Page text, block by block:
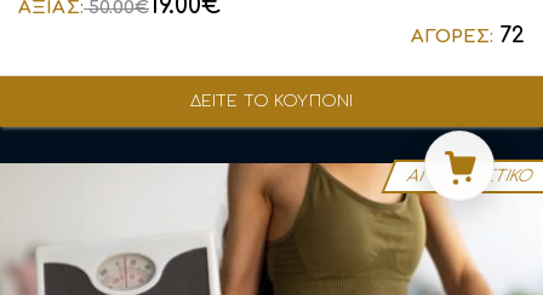
ΔΕΙΤΕ ΤΟ ΚΟΥΠΟΝΙ
ΑΞΙΑΣ:50.00€19.00€
ΑΓΟΡΕΣ: 72
ΑΠΟΚΛΕΙΣΤΙΚΟ